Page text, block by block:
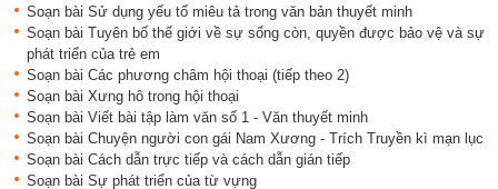
Soạn bài Sử dụng yếu tố miêu tả trong văn bản thuyết minh
Soạn bài Tuyên bố thế giới về sự sống còn, quyền được bảo vệ và sự
phát triển của trẻ em
Soạn bài Các phương châm hội thoại (tiếp theo 2)
Soạn bài Xưng hô trong hội thoại
Soạn bài Viết bài tập làm văn số 1 - Văn thuyết minh
Soạn bài Chuyện người con gái Nam Xương - Trích Truyền kì mạn lục
Soạn bài Cách dẫn trực tiếp và cách dẫn gián tiếp
Soạn bài Sự phát triển của từ vựng